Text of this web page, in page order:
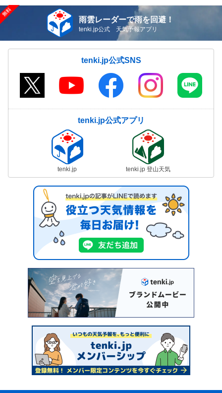
雨雲レーダーで雨を回避！
tenki.jp公式 天気予報アプリ
tenki.jp公式SNS
tenki.jp公式アプリ
tenki.jp tenki.jp 登山天気